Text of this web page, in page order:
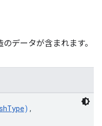
データが含まれます。
) ,